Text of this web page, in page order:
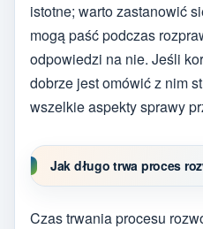
istotne; warto zastanowić
mogą paść podczas
odpowiedzi na nie. Jeśli
dobrze jest omówić z nim
wszelkie aspekty sprawy
Jak długo trwa proces
Czas trwania procesu